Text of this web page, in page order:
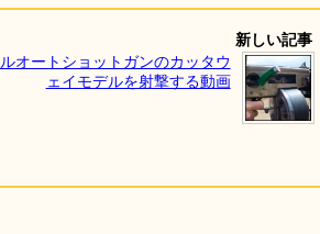
新しい記事
オートショットガンのカッタウ
ェイモデルを射撃する動画